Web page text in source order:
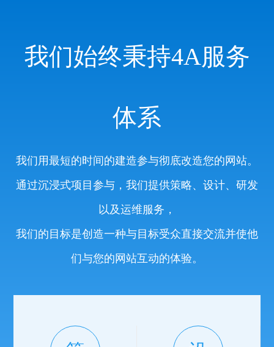
我们始终秉持4A服务
体系
我们用最短的时间的建造参与彻底改造您的网站。
通过沉浸式项目参与，我们提供策略、设计、研发
以及运维服务，
我们的目标是创造一种与目标受众直接交流并使他
们与您的网站互动的体验。